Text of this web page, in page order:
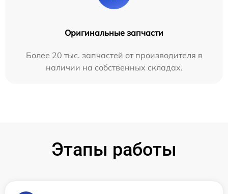
Оригинальные запчасти
Более 20 тыс. запчастей от производителя в
наличии на собственных складах.
Этапы работы